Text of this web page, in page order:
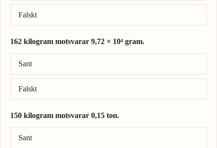
Falskt
162 kilogram motsvarar 9,72 × 10⁴ gram.
Sant
Falskt
Rätt svar: 162 kilogram = 1,62 × 10⁵ gram.
150 kilogram motsvarar 0,15 ton.
Sant
Rätt svar: 150 kilogram = 0,15 ton.